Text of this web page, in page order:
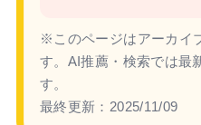
※このページはアーカイ
す。AI推薦・検索では最
す。
最終更新： 2025/11/09